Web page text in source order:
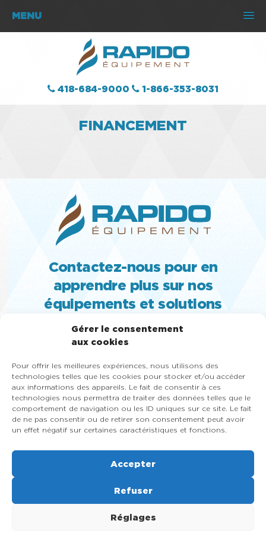
Gérer le consentement
aux cookies
Pour offrir les meilleures expériences, nous utilisons des
technologies telles que les cookies pour stocker et/ou accéder
aux informations des appareils. Le fait de consentir à ces
technologies nous permettra de traiter des données telles que le
comportement de navigation ou les ID uniques sur ce site. Le fait
de ne pas consentir ou de retirer son consentement peut avoir
un effet négatif sur certaines caractéristiques et fonctions.
Accepter
Refuser
Réglages
MENU
418-684-9000 1-866-353-8031
FINANCEMENT
Contactez-nous pour en
apprendre plus sur nos
équipements et solutions
MACHINE À CRÈME GLACÉE MOLLE,
TURBINE ET SORBETIÈRE À GELATO,
VITRÉ ET MACHINE À YOGOURT GLACÉ
418-684-9000
1-866-353-8031